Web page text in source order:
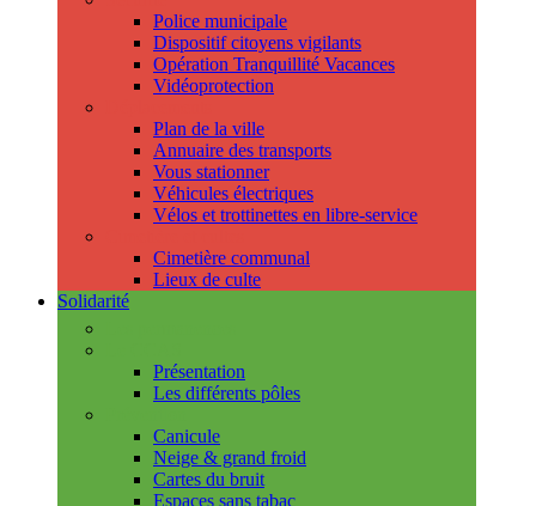
Police municipale
Dispositif citoyens vigilants
Opération Tranquillité Vacances
Vidéoprotection
Plan de la ville
Annuaire des transports
Vous stationner
Véhicules électriques
Vélos et trottinettes en libre-service
Cimetière communal
Lieux de culte
Solidarité
Présentation
Les différents pôles
Canicule
Neige & grand froid
Cartes du bruit
Espaces sans tabac